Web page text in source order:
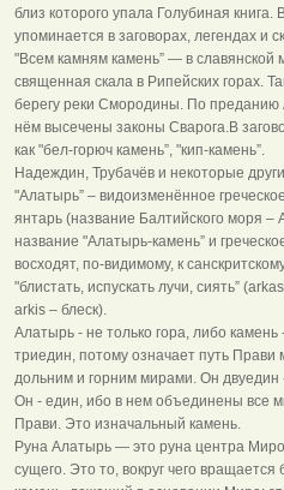
близ которого упала Голубиная
упоминается в заговорах, легендах и
"Всем камням камень” — в
священная скала в Рипейских горах.
берегу реки Смородины. По преданию
нём высечены законы Сварога.В
как "бел-горюч камень”, "кип-камень”.
Надеждин, Трубачёв и некоторые
"Алатырь” – видоизменённое
янтарь (название Балтийского моря –
название "Алатырь-камень” и
восходят, по-видимому, к
"блистать, испускать лучи, сиять”
arkis – блеск).
Алатырь - не только гора, либо
триедин, потому означает путь
дольним и горним мирами. Он двуедин
Он - един, ибо в нем объединены все
Прави. Это изначальный камень.
Руна Алатырь — это руна центра
сущего. Это то, вокруг чего